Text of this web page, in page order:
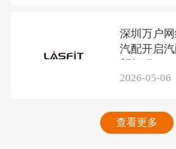
深圳万户
汽配开启
新征程
2026-05-06
查看更多